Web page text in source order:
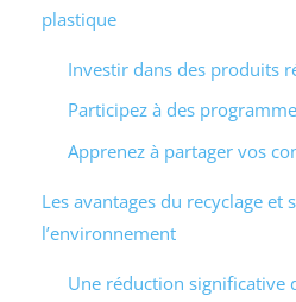
plastique
Investir dans des produits
Participez à des
Apprenez à partager vos
Les avantages du recyclage et
l’environnement
Une réduction significative